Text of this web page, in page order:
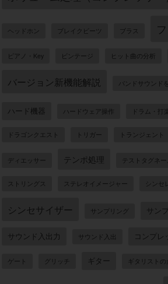
ヘッドホン ブレイクビーツ ブラス
ピアノ・Key ビンテージ ヒット曲の分析
バージョン新機能解説 バンドサウンド
ハード機器 ハードウェア操作 ドラム・打
ドラゴンクエスト トリガー トランジェント
ディエッサー テンポ処理 テストタグネー
ストリングス ステレオイメージャー シンセ
シンセサイザー サンプリング サン
サウンド入出力 サウンド入出 コンプレ
ゲート グリッチ ギター ギタリスト